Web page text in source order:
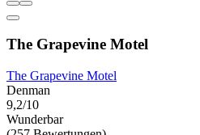
The Grapevine Motel
The Grapevine Motel
Denman
9,2/10
Wunderbar